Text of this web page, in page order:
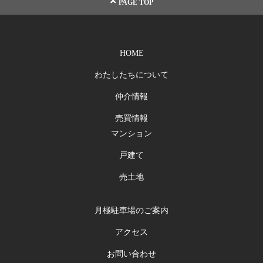
PAGE TOP
HOME
わたしたちについて
仲介情報
売買情報
マンション
戸建て
売土地
月極駐車場のご案内
アクセス
お問い合わせ